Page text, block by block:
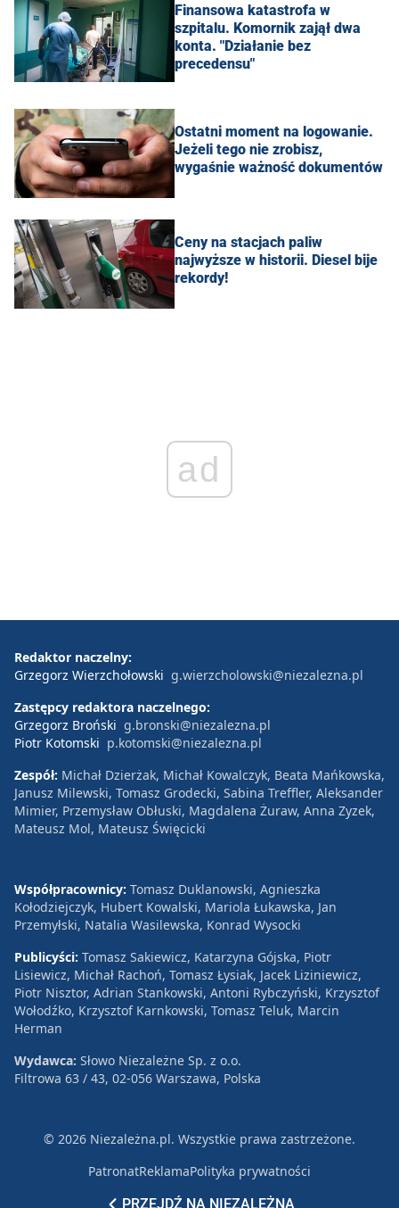
Finansowa katastrofa w
szpitalu. Komornik zajął dwa
konta. "Działanie bez
precedensu"
Ostatni moment na logowanie.
Jeżeli tego nie zrobisz,
wygaśnie ważność dokumentów
Ceny na stacjach paliw
najwyższe w historii. Diesel bije
rekordy!
ad
PRZEJDŹ NA NIEZALEŻNĄ
Redaktor naczelny:
Grzegorz Wierzchołowski g.wierzcholowski@niezalezna.pl
Zastępcy redaktora naczelnego:
Grzegorz Broński g.bronski@niezalezna.pl
Piotr Kotomski p.kotomski@niezalezna.pl
Zespół: Michał Dzierżak, Michał Kowalczyk, Beata Mańkowska,
Janusz Milewski, Tomasz Grodecki, Sabina Treffler, Aleksander
Mimier, Przemysław Obłuski, Magdalena Żuraw, Anna Zyzek,
Mateusz Mol, Mateusz Święcicki
Współpracownicy: Tomasz Duklanowski, Agnieszka
Kołodziejczyk, Hubert Kowalski, Mariola Łukawska, Jan
Przemyłski, Natalia Wasilewska, Konrad Wysocki
Publicyści: Tomasz Sakiewicz, Katarzyna Gójska, Piotr
Lisiewicz, Michał Rachoń, Tomasz Łysiak, Jacek Liziniewicz,
Piotr Nisztor, Adrian Stankowski, Antoni Rybczyński, Krzysztof
Wołodźko, Krzysztof Karnkowski, Tomasz Teluk, Marcin
Herman
Wydawca: Słowo Niezależne Sp. z o.o.
Filtrowa 63 / 43, 02-056 Warszawa, Polska
© 2026 Niezależna.pl. Wszystkie prawa zastrzeżone.
PatronatReklamaPolityka prywatności